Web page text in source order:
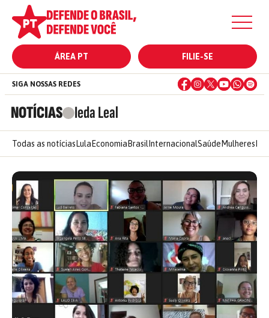
ÁREA PT FILIE-SE
NOTÍCIAS Ieda Leal
SIGA NOSSAS REDES
Todas as notícias Lula Economia Brasil InternacionalSaúde Mulheres